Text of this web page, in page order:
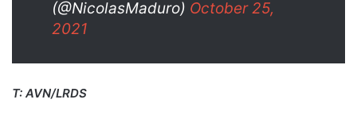
(@NicolasMaduro) October 25,
2021
T: AVN/LRDS